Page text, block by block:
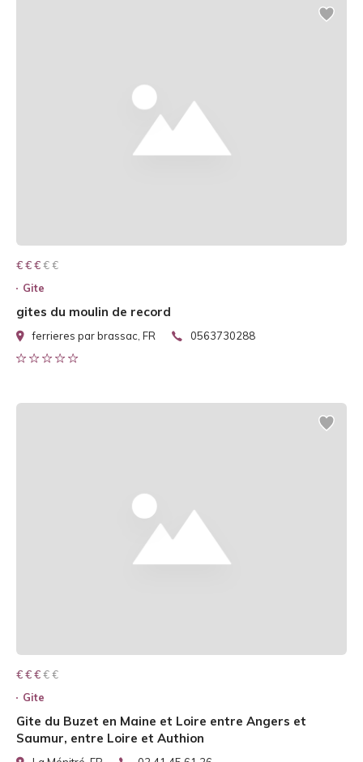
€ € € € €
€ € €
Gite
gites du moulin de record
ferrieres par brassac, FR 0563730288
€ € € € €
€ € €
Gite
Gite du Buzet en Maine et Loire entre Angers et
Saumur, entre Loire et Authion